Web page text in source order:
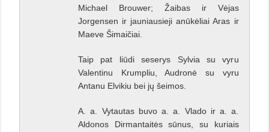
Michael Brouwer; Žaibas ir Vėjas
Jorgensen ir jauniausieji anūkėliai Aras ir
Maeve Šimaičiai.
Taip pat liūdi seserys Sylvia su vyru
Valentinu Krumpliu, Audronė su vyru
Antanu Elvikiu bei jų šeimos.
A. a. Vytautas buvo a. a. Vlado ir a. a.
Aldonos Dirmantaitės sūnus, su kuriais